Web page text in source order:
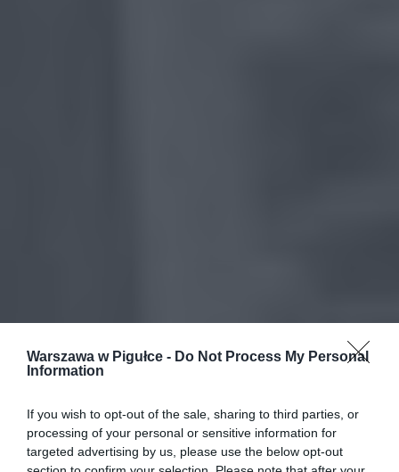
Warszawa w Pigułce - Do Not Process My Personal
Information
If you wish to opt-out of the sale, sharing to third parties, or
processing of your personal or sensitive information for
targeted advertising by us, please use the below opt-out